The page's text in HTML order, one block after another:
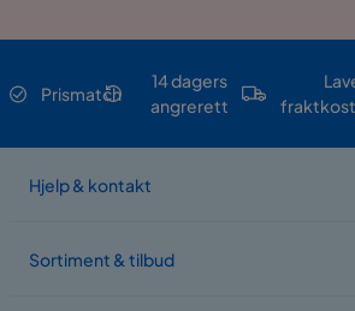
Prismatch
14 dagers
angrerett
Hjelp & kontakt
Sortiment & tilbud